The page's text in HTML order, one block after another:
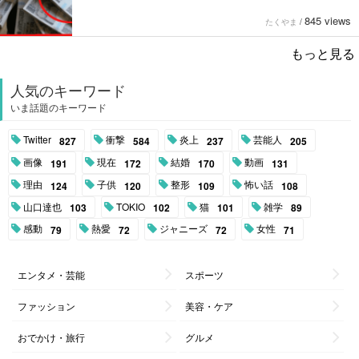
たくやま / 845 views
もっと見る
人気のキーワード
いま話題のキーワード
Twitter 827 衝撃 584 炎上 237 芸能人 205
画像 191 現在 172 結婚 170 動画 131
理由 124 子供 120 整形 109 怖い話 108
山口達也 103 TOKIO 102 猫 101 雑学 89
感動 79 熱愛 72 ジャニーズ 72 女性 71
エンタメ・芸能 スポーツ
ファッション 美容・ケア
おでかけ・旅行 グルメ